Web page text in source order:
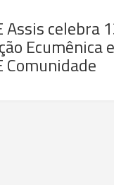
Assis celebra
Ecumênica
Comunidade